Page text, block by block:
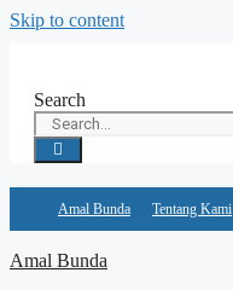
Skip to content
Search
Amal Bunda Tentang Kami
Amal Bunda